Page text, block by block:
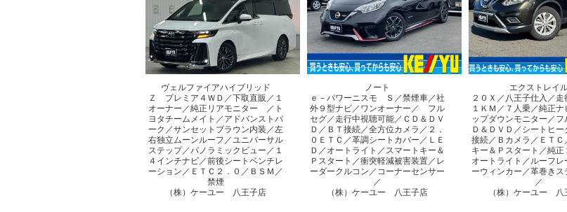
ヴェルファイアハイブリッド
Ｚ プレミア４ＷＤ／下取直販／１
オーナー／純正リアモニター ／ト
ヨタチームメイト／アドバンストパ
ーク／サンセットブラウン内装／左
右独立ムーンルーフ／ユニバーサル
ステップ／パノラミックビュー／１
４インチナビ／前後シートベンチレ
ーション／ＥＴＣ２．０／ＢＳＭ／
禁煙
（株）ケーユー 八王子店
ノート
ｅ－パワーニスモ Ｓ／禁煙車／社
外９型ナビ／ワンオーナー／ フル
セグ／走行中視聴可能／ＣＤ＆ＤＶ
Ｄ／ＢＴ接続／全方位カメラ／２．
０ＥＴＣ／革調シートカバー／ＬＥ
Ｄ／オートライト／スマートキー＆
Ｐスタート／衝突軽減被害装置／レ
ーダークルコン／コーナーセンサー
／
（株）ケーユー 八王子店
エクストレイ
２０Ｘ／八王子仕入／走
１ＫＭ／７人乗／純正
ップダウンモニター／フ
Ｄ＆ＤＶＤ／シートヒー
接続／Ｂカメラ／ＥＴＣ
キー＆Ｐスタート／純正
オートライト／ルーフレ
ーウィンカー／革巻きス
／
（株）ケーユー 八